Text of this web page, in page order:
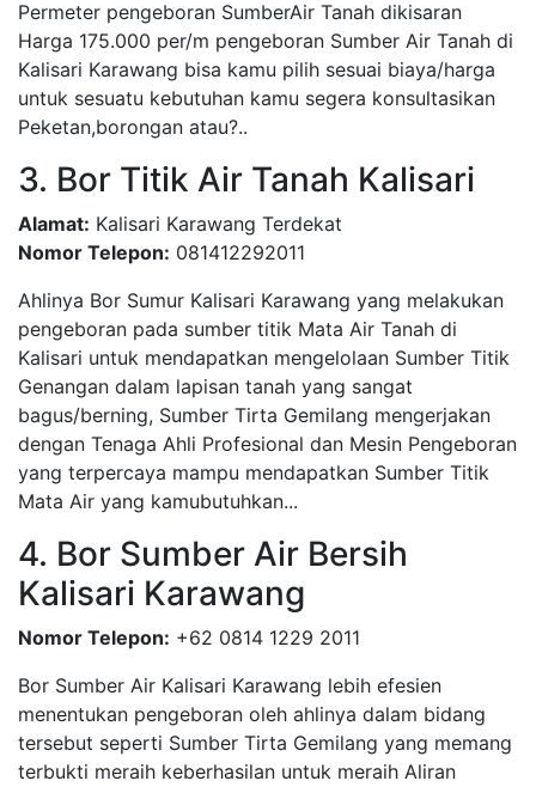
Permeter pengeboran SumberAir Tanah dikisaran
Harga 175.000 per/m pengeboran Sumber Air Tanah di
Kalisari Karawang bisa kamu pilih sesuai biaya/harga
untuk sesuatu kebutuhan kamu segera konsultasikan
Peketan,borongan atau?..
3. Bor Titik Air Tanah Kalisari
Alamat: Kalisari Karawang Terdekat
Nomor Telepon: 081412292011
Ahlinya Bor Sumur Kalisari Karawang yang melakukan
pengeboran pada sumber titik Mata Air Tanah di
Kalisari untuk mendapatkan mengelolaan Sumber Titik
Genangan dalam lapisan tanah yang sangat
bagus/berning, Sumber Tirta Gemilang mengerjakan
dengan Tenaga Ahli Profesional dan Mesin Pengeboran
yang terpercaya mampu mendapatkan Sumber Titik
Mata Air yang kamubutuhkan...
4. Bor Sumber Air Bersih
Kalisari Karawang
Nomor Telepon: +62 0814 1229 2011
Bor Sumber Air Kalisari Karawang lebih efesien
menentukan pengeboran oleh ahlinya dalam bidang
tersebut seperti Sumber Tirta Gemilang yang memang
terbukti meraih keberhasilan untuk meraih Aliran